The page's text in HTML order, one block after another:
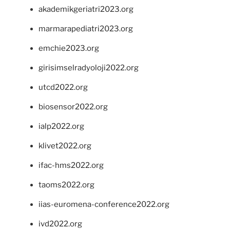
akademikgeriatri2023.org
marmarapediatri2023.org
emchie2023.org
girisimselradyoloji2022.org
utcd2022.org
biosensor2022.org
ialp2022.org
klivet2022.org
ifac-hms2022.org
taoms2022.org
iias-euromena-conference2022.org
ivd2022.org